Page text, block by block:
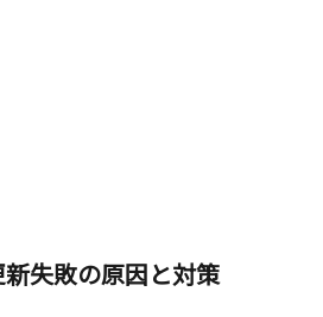
失敗の原因と対策